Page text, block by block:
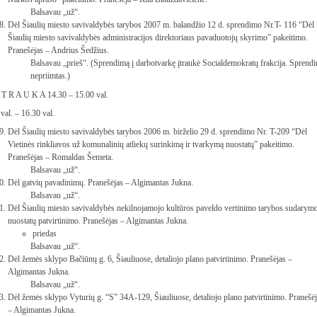
Balsavau „už“.
Dėl Šiaulių miesto savivaldybės tarybos 2007 m. balandžio 12 d. sprendimo Nr.T- 116 “Dėl
Šiaulių miesto savivaldybės administracijos direktoriaus pavaduotojų skyrimo” pakeitimo.
Pranešėjas – Andrius Šedžius.
Balsavau „prieš“. (Sprendimą į darbotvarkę įtraukė Socialdemokratų frakcija.
nepriimtas.)
R A U K A 14.30 – 15.00 val.
– 16.30 val.
Dėl Šiaulių miesto savivaldybės tarybos 2006 m. birželio 29 d. sprendimo Nr. T-209 “Dėl
Vietinės rinkliavos už komunalinių atliekų surinkimą ir tvarkymą nuostatų” pakeitimo.
Pranešėjas – Romaldas Šemeta.
Balsavau „už“.
Dėl gatvių pavadinimų. Pranešėjas – Algimantas Jukna.
Balsavau „už“.
Dėl Šiaulių miesto savivaldybės nekilnojamojo kultūros paveldo vertinimo tarybos
nuostatų patvirtinimo. Pranešėjas – Algimantas Jukna.
priedas
Balsavau „už“.
Dėl žemės sklypo Bačiūnų g. 6, Šiauliuose, detaliojo plano patvirtinimo. Pranešėjas –
Algimantas Jukna.
Balsavau „už“.
Dėl žemės sklypo Vyturių g. “S” 34A-129, Šiauliuose, detaliojo plano patvirtinimo.
– Algimantas Jukna.